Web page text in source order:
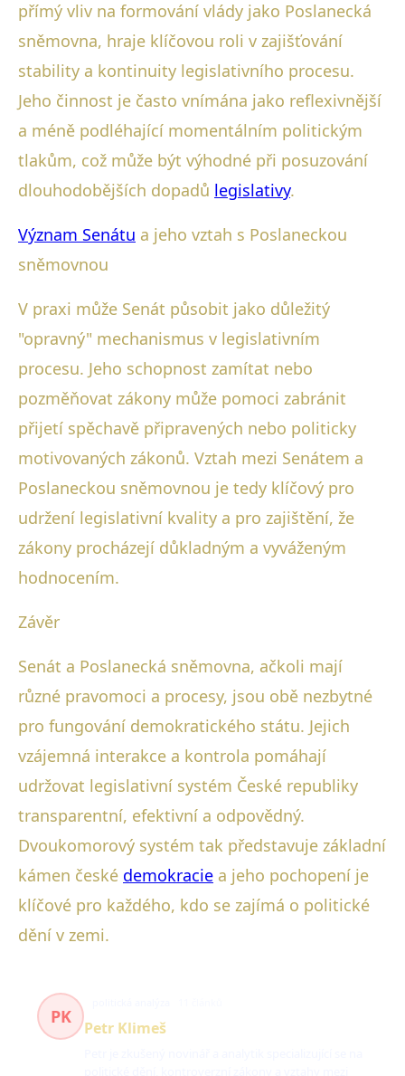
přímý vliv na formování vlády jako Poslanecká
sněmovna, hraje klíčovou roli v zajišťování
stability a kontinuity legislativního procesu.
Jeho činnost je často vnímána jako reflexivnější
a méně podléhající momentálním politickým
tlakům, což může být výhodné při posuzování
dlouhodobějších dopadů legislativy.
Význam Senátu a jeho vztah s Poslaneckou
sněmovnou
V praxi může Senát působit jako důležitý
"opravný" mechanismus v legislativním
procesu. Jeho schopnost zamítat nebo
pozměňovat zákony může pomoci zabránit
přijetí spěchavě připravených nebo politicky
motivovaných zákonů. Vztah mezi Senátem a
Poslaneckou sněmovnou je tedy klíčový pro
udržení legislativní kvality a pro zajištění, že
zákony procházejí důkladným a vyváženým
hodnocením.
Závěr
Senát a Poslanecká sněmovna, ačkoli mají
různé pravomoci a procesy, jsou obě nezbytné
pro fungování demokratického státu. Jejich
vzájemná interakce a kontrola pomáhají
udržovat legislativní systém České republiky
transparentní, efektivní a odpovědný.
Dvoukomorový systém tak představuje základní
kámen české demokracie a jeho pochopení je
klíčové pro každého, kdo se zajímá o politické
dění v zemi.
PK
Petr Klimeš